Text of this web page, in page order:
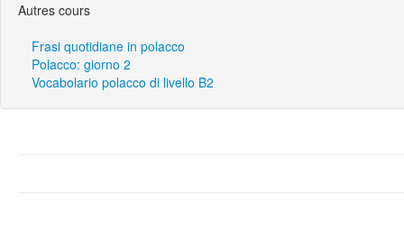
Autres cours
Frasi quotidiane in polacco
Polacco: giorno 2
Vocabolario polacco di livello B2